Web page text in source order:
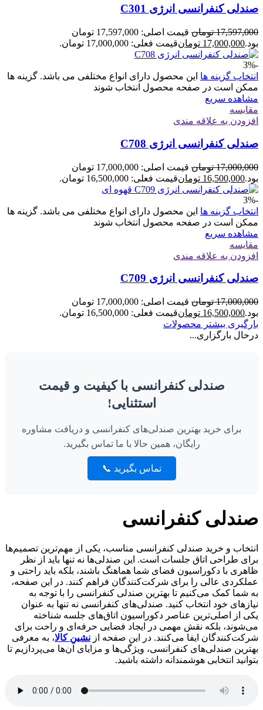
صندلی کنفرانسی انرژی C301
17,597,000 تومان
قیمت اصلی: 17,597,000 تومان
بود.17,000,000 تومانقیمت فعلی: 17,000,000 تومان.
-3%
انتخاب گزینه ها این محصول دارای انواع مختلفی می باشد. گزینه ها
ممکن است در صفحه محصول انتخاب شوند
مشاهده سریع
مقایسه
افزودن به علاقه مندی
صندلی کنفرانسی انرژی C708
17,000,000 تومان
قیمت اصلی: 17,000,000 تومان
بود.16,500,000 تومانقیمت فعلی: 16,500,000 تومان.
-3%
انتخاب گزینه ها این محصول دارای انواع مختلفی می باشد. گزینه ها
ممکن است در صفحه محصول انتخاب شوند
مشاهده سریع
مقایسه
افزودن به علاقه مندی
صندلی کنفرانسی انرژی C709
17,000,000 تومان
قیمت اصلی: 17,000,000 تومان
بود.16,500,000 تومانقیمت فعلی: 16,500,000 تومان.
بارگیری بیشتر محصولات
درحال بارگزاری...
صندلی کنفرانسی با کیفیت و قیمت
استثنایی!
برای خرید بهترین صندلی‌های کنفرانسی و دریافت مشاوره
رایگان، همین حالا با ما تماس بگیرید.
تماس بگیرید 📞
صندلی کنفرانسی
انتخاب و خرید صندلی کنفرانسی مناسب، یکی از مهم‌ترین تصمیم‌ها
برای طراحی اتاق جلسات است. این صندلی‌ها نه تنها باید از نظر
ظاهری با دکوراسیون فضای شما هماهنگ باشند، بلکه باید راحتی و
عملکردی عالی را برای شرکت‌کنندگان فراهم کنند. در این صفحه،
به شما کمک می‌کنیم تا بهترین صندلی کنفرانسی را با توجه به
نیازهای خود انتخاب کنید. صندلی‌های کنفرانسی نه تنها به عنوان
یکی از اصلی‌ترین عناصر دکوراسیون اتاق‌های جلسه شناخته
می‌شوند، بلکه نقش مهمی در ایجاد فضایی حرفه‌ای و راحت برای
شرکت‌کنندگان ایفا می‌کنند. در این صفحه از نشین کالا، به معرفی
بهترین صندلی‌های کنفرانسی، ویژگی‌ها و مزایای آن‌ها می‌پردازیم تا
بتوانید انتخابی هوشمندانه داشته باشید.